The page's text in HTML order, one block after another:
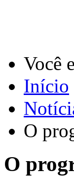
Você
Início
O
O